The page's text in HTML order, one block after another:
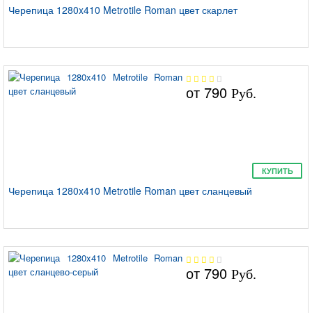
Черепица 1280x410 Metrotile Roman цвет скарлет
от 790 Руб.
КУПИТЬ
Черепица 1280x410 Metrotile Roman цвет сланцевый
от 790 Руб.